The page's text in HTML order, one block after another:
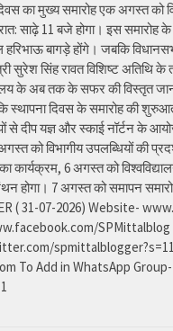
का मुख्य समारोह एक अगस्त को
साढ़े 11 बजे होगा। इस समारोह
हरिभाऊ बागड़े होंगे। जबकि
सुरेश सिंह रावत विशिष्ट अतिथि के
के अब तक के सफर की विस्तृत
स्थापना दिवस के समारोह की
से दीप यज्ञ और स्काई नॉर्टन के
को विभागीय उपलब्धियों की
6 अगस्त को
होगा। 7 अगस्त को समापन
( 31-07-2026) Website-
SPMittalblog
To Add in WhatsApp Group-